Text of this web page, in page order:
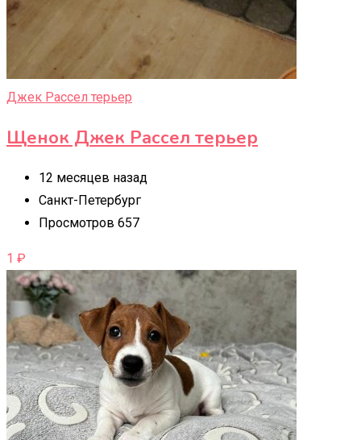
Джек Рассел терьер
Щенок Джек Рассел терьер
12 месяцев назад
Санкт-Петербург
Просмотров 657
1 ₽